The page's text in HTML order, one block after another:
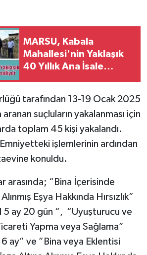
MARSU, Kabala
Mahallesi'nin Yaklaşık
40 Yıllık Ana İsale
tarafından 13-19 Ocak 2025
suçluların yakalanması için
toplam 45 kişi yakalandı.
Emniyetteki işlemlerinin ardından
konuldu.
arasında; “Bina İçerisinde
Eşya Hakkında Hırsızlık”
5 ay 20 gün “, “Uyuşturucu ve
Yapma veya Sağlama”
6 ay” ve ”Bina veya Eklentisi